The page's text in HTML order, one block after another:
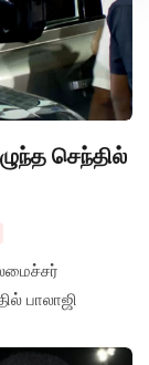
செந்தில்
பாலாஜி